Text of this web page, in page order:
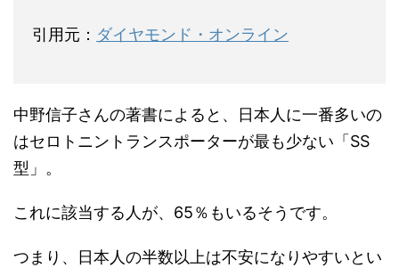
引用元： ダイヤモンド・オンライン
中野信子さんの著書によると、日本人に一番多いの
はセロトニントランスポーターが最も少ない「SS
型」。
これに該当する人が、65％もいるそうです。
つまり、日本人の半数以上は不安になりやすいとい